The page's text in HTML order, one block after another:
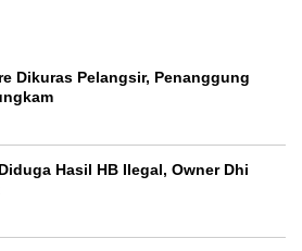
Dikuras Pelangsir, Penanggung
Hasil HB Ilegal, Owner Dhi